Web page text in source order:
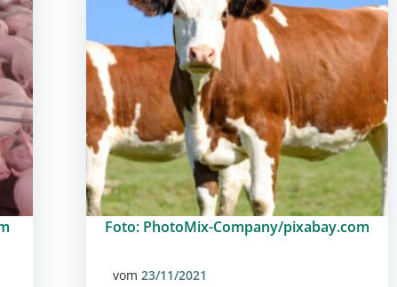
Foto: PhotoMix-Company/pixabay.com
vom 23/11/2021